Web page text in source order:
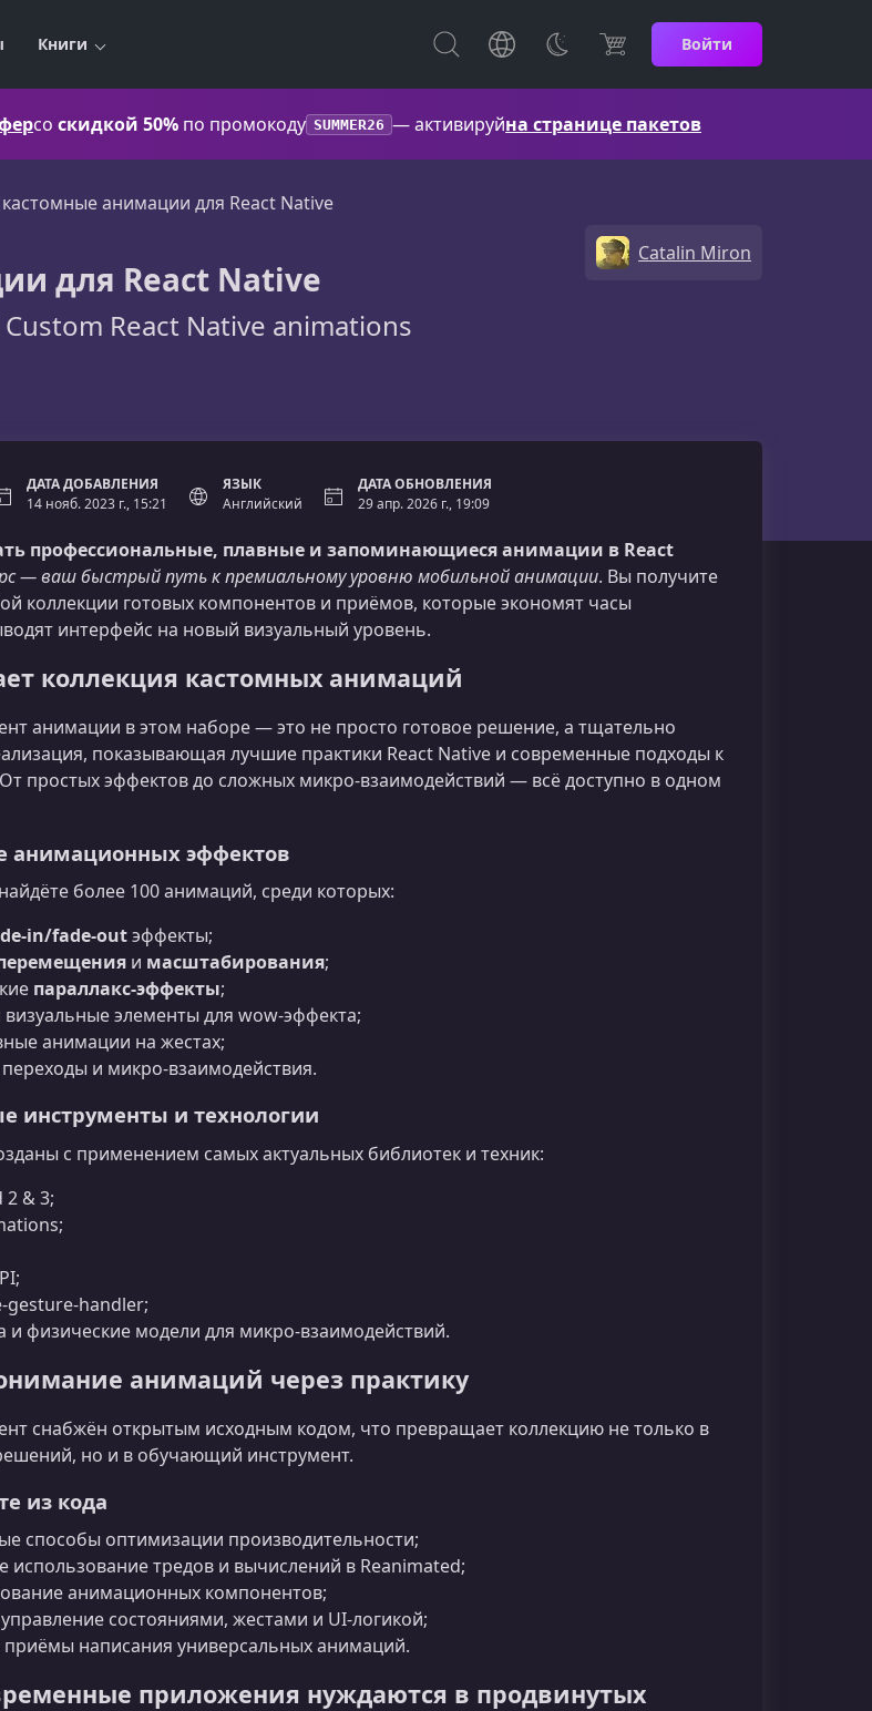
Книги Войти
со скидкой 50% по промокоду SUMMER26 — активируйна странице пакетов
анимации для React Native
для React Native
React Native animations
Catalin Miron
ДАТА ДОБАВЛЕНИЯ
14 нояб. 2023 г., 15:21
ЯЗЫК
Английский
ДАТА ОБНОВЛЕНИЯ
29 апр. 2026 г., 19:09
профессиональные, плавные и запоминающиеся анимации в React
— ваш быстрый путь к премиальному уровню мобильной анимации. Вы получите
коллекции готовых компонентов и приёмов, которые экономят часы
интерфейс на новый визуальный уровень.
коллекция кастомных анимаций
анимации в этом наборе — это не просто готовое решение, а тщательно
показывающая лучшие практики React Native и современные подходы к
простых эффектов до сложных микро-взаимодействий — всё доступно в одном
анимационных эффектов
более 100 анимаций, среди которых:
in/fade-outэффекты;
и масштабирования;
параллакс-эффекты;
визуальные элементы для wow-эффекта;
анимации на жестах;
и микро-взаимодействия.
инструменты и технологии
с применением самых актуальных библиотек и техник:
2 & 3;
gesture-handler;
и физические модели для микро-взаимодействий.
анимаций через практику
снабжён открытым исходным кодом, что превращает коллекцию не только в
но и в обучающий инструмент.
из кода
способы оптимизации производительности;
использование тредов и вычислений в Reanimated;
анимационных компонентов;
состояниями, жестами и UI-логикой;
написания универсальных анимаций.
приложения нуждаются в продвинутых